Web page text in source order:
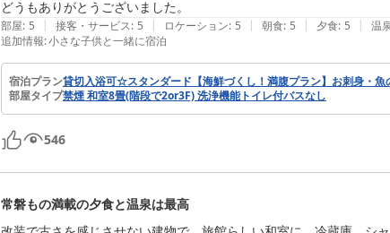
部屋: 5 | 接客・サービス: 5 | ロケーション: 5 | 朝食: 5 | 夕食: 5 | 温
追加情報:小さな子供と一緒に宿泊
宿泊プラン貸切入浴可☆スタンダード【海鮮づくし！満腹プラン】お刺身・魚
部屋タイプ禁煙 和室8畳(階段で2or3F) 洗浄機能トイレ付バスなし
546
常磐もの満載の夕食と温泉は最高